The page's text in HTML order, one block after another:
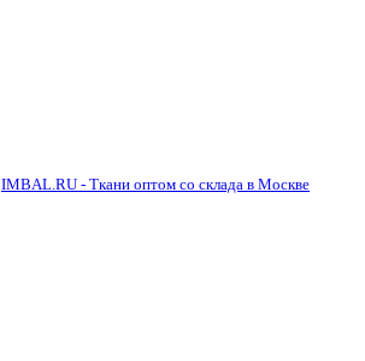
IMBAL.RU - Ткани оптом со склада в Москве